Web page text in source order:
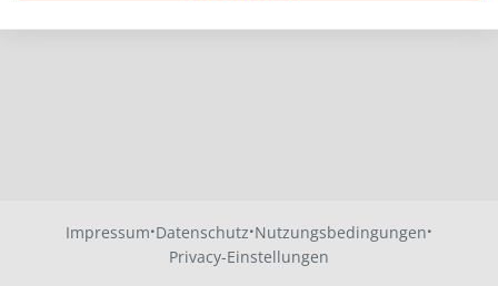
Impressum·Datenschutz·Nutzungsbedingungen·
Privacy-Einstellungen